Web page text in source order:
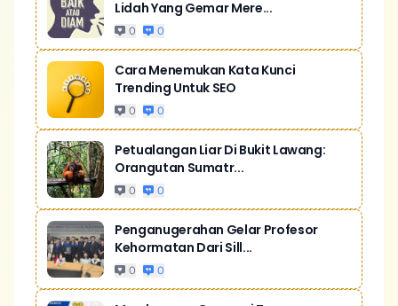
Lidah Yang Gemar Mere...
0 0
Cara Menemukan Kata Kunci
Trending Untuk SEO
0 0
Petualangan Liar Di Bukit Lawang:
Orangutan Sumatr...
0 0
Penganugerahan Gelar Profesor
Kehormatan Dari Sill...
0 0